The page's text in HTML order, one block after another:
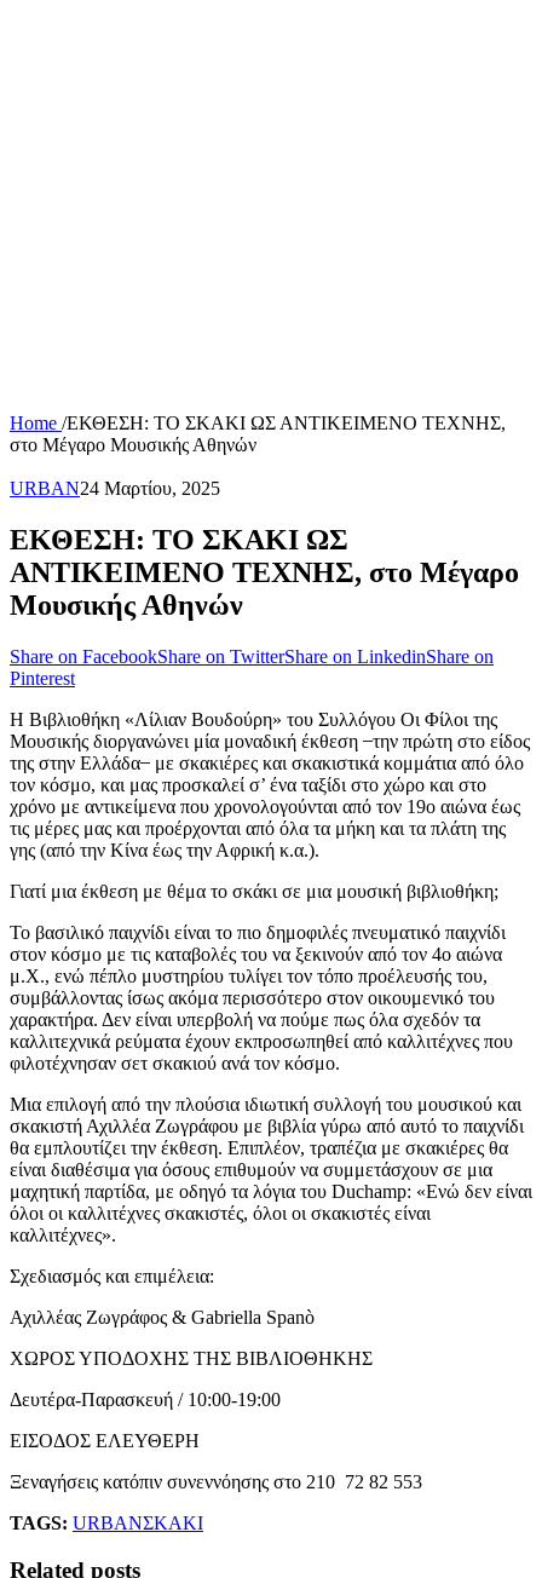
Home /ΕΚΘΕΣΗ: ΤΟ ΣΚΑΚΙ ΩΣ ΑΝΤΙΚΕΙΜΕΝΟ ΤΕΧΝΗΣ,
στο Μέγαρο Μουσικής Αθηνών
URBAN24 Μαρτίου, 2025
ΕΚΘΕΣΗ: ΤΟ ΣΚΑΚΙ ΩΣ
ΑΝΤΙΚΕΙΜΕΝΟ ΤΕΧΝΗΣ, στο Μέγαρο
Μουσικής Αθηνών
Share on FacebookShare on TwitterShare on LinkedinShare on
Pinterest
Η Βιβλιοθήκη «Λίλιαν Βουδούρη» του Συλλόγου Οι Φίλοι της
Μουσικής διοργανώνει μία μοναδική έκθεση ̶ την πρώτη στο είδος
της στην Ελλάδα ̶ με σκακιέρες και σκακιστικά κομμάτια από όλο
τον κόσμο, και μας προσκαλεί σ’ ένα ταξίδι στο χώρο και στο
χρόνο με αντικείμενα που χρονολογούνται από τον 19ο αιώνα έως
τις μέρες μας και προέρχονται από όλα τα μήκη και τα πλάτη της
γης (από την Κίνα έως την Αφρική κ.α.).
Γιατί μια έκθεση με θέμα το σκάκι σε μια μουσική βιβλιοθήκη;
Το βασιλικό παιχνίδι είναι το πιο δημοφιλές πνευματικό παιχνίδι
στον κόσμο με τις καταβολές του να ξεκινούν από τον 4ο αιώνα
μ.Χ., ενώ πέπλο μυστηρίου τυλίγει τον τόπο προέλευσής του,
συμβάλλοντας ίσως ακόμα περισσότερο στον οικουμενικό του
χαρακτήρα. Δεν είναι υπερβολή να πούμε πως όλα σχεδόν τα
καλλιτεχνικά ρεύματα έχουν εκπροσωπηθεί από καλλιτέχνες που
φιλοτέχνησαν σετ σκακιού ανά τον κόσμο.
Μια επιλογή από την πλούσια ιδιωτική συλλογή του μουσικού και
σκακιστή Αχιλλέα Ζωγράφου με βιβλία γύρω από αυτό το παιχνίδι
θα εμπλουτίζει την έκθεση. Επιπλέον, τραπέζια με σκακιέρες θα
είναι διαθέσιμα για όσους επιθυμούν να συμμετάσχουν σε μια
μαχητική παρτίδα, με οδηγό τα λόγια του Duchamp: «Ενώ δεν είναι
όλοι οι καλλιτέχνες σκακιστές, όλοι οι σκακιστές είναι
καλλιτέχνες».
Σχεδιασμός και επιμέλεια:
Αχιλλέας Ζωγράφος & Gabriella Spanò
ΧΩΡΟΣ ΥΠΟΔΟΧΗΣ ΤΗΣ ΒΙΒΛΙΟΘΗΚΗΣ
Δευτέρα-Παρασκευή / 10:00-19:00
ΕΙΣΟΔΟΣ ΕΛΕΥΘΕΡΗ
Ξεναγήσεις κατόπιν συνεννόησης στο 210 72 82 553
TAGS: URBANΣΚΑΚΙ
Related posts